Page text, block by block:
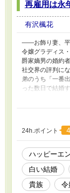
再雇用は永
有沢楓花
――お飾り妻、平
令嬢グラディス
爵家嫡男の婚約
社交界の評判に
弟のうち「一番
った数日で結婚
前はお飾りの花
ず……」 「状況
設的なお話を
の噂を裏付ける
の言葉を、グラ
出したのは、い
ための条件を書
サインをどうぞ
ヴィンセントは
に、理解してい
ィスの真意も。
24h.ポイント
ハッピーエ
白い結婚
貴族
令